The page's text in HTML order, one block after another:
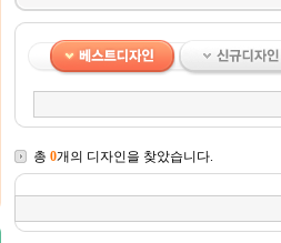
총 0개의 디자인을 찾았습니다.